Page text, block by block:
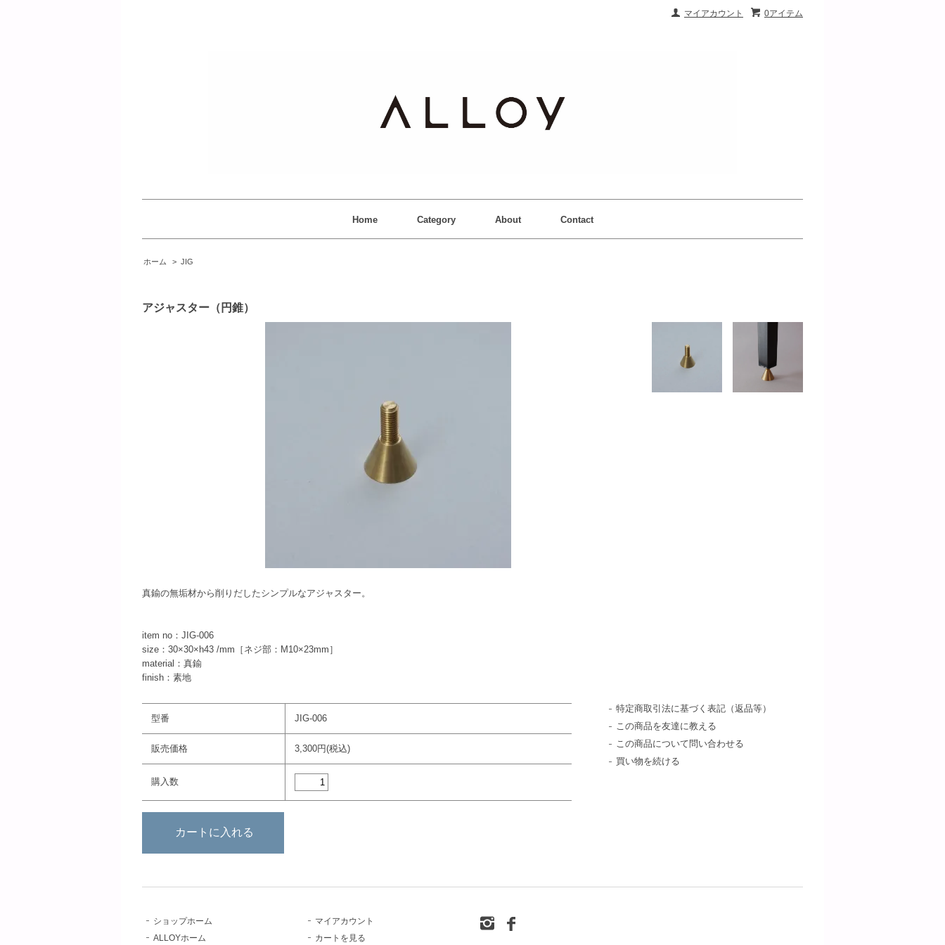
0アイテム
マイアカウント
Home Category About Contact
ホーム > JIG
アジャスター（円錐）
真鍮の無垢材から削りだしたシンプルなアジャスター。
item no：JIG-006
size：30×30×h43 /mm［ネジ部：M10×23mm］
material：真鍮
finish：素地
型番 JIG-006
販売価格 3,300円(税込)
購入数
特定商取引法に基づく表記（返品等）
この商品を友達に教える
この商品について問い合わせる
買い物を続ける
ショップホーム
ALLOYホーム
マイアカウント
カートを見る